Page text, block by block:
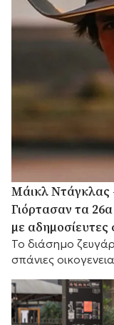
Μάικλ Ντάγκλας
Γιόρτασαν τα
με
Το διάσημο
σπάνιες
προσθέτει τις